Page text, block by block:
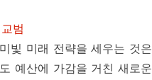
범
빛 미래 전략을 세우는 것
예산에 가감을 거친 새로